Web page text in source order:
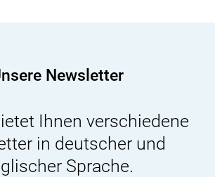
Lebensmittelüberwachung
Newsletter
Ihnen verschiedene
in deutscher und
Sprache.